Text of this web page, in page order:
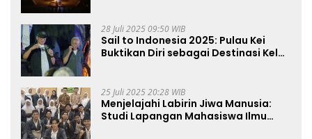
28 Juli 2025 09:50 WIB
Sail to Indonesia 2025: Pulau Kei
Buktikan Diri sebagai Destinasi Kelas
25 Juli 2025 20:28 WIB
Menjelajahi Labirin Jiwa Manusia:
Studi Lapangan Mahasiswa Ilmu